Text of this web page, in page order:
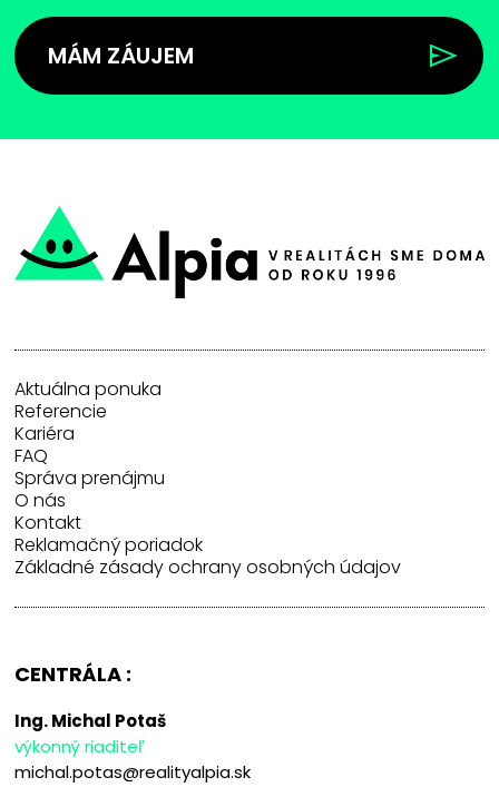
MÁM ZÁUJEM
Aktuálna ponuka
Referencie
Kariéra
FAQ
Správa prenájmu
O nás
Kontakt
Reklamačný poriadok
Základné zásady ochrany osobných údajov
CENTRÁLA :
Ing. Michal Potaš
výkonný riaditeľ
michal.potas@realityalpia.sk